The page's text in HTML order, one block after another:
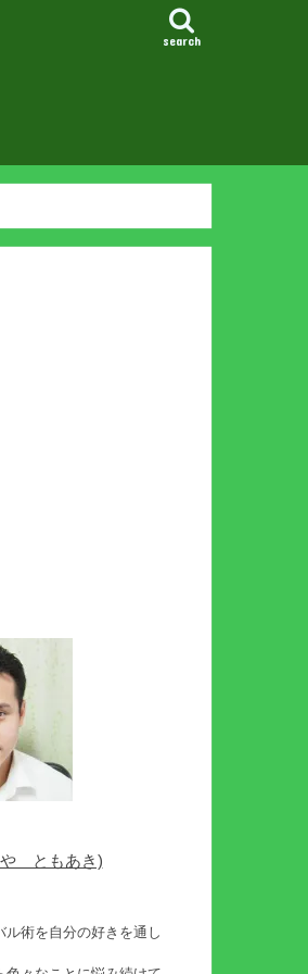
search
ともあき)
ル術を自分の好きを通し